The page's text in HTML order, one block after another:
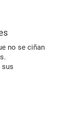
no se ciñan
sus